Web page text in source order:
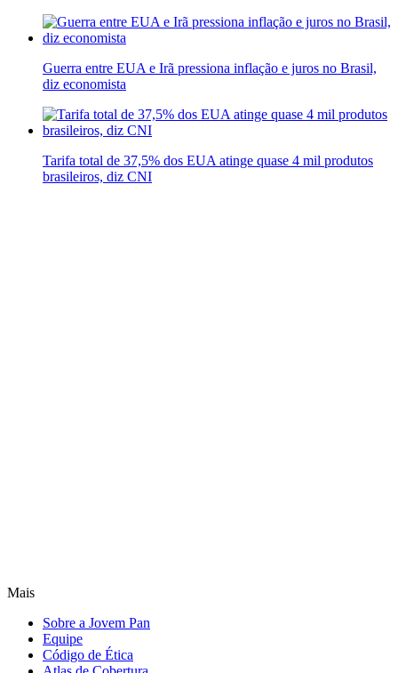
Guerra entre EUA e Irã pressiona inflação e juros no Brasil,
diz economista
Tarifa total de 37,5% dos EUA atinge quase 4 mil produtos
brasileiros, diz CNI
Mais
Sobre a Jovem Pan
Equipe
Código de Ética